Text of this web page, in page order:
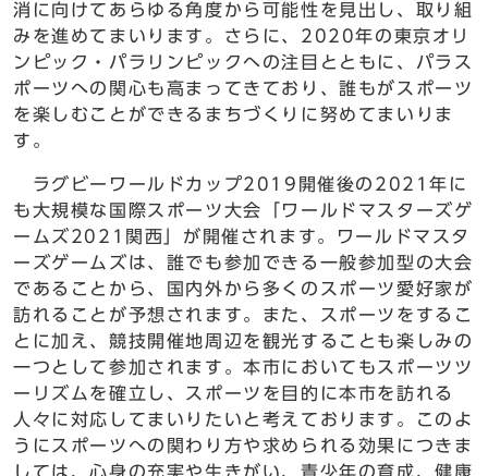
消に向けてあらゆる角度から可能性を見出し、取り組
みを進めてまいります。さらに、2020年の東京オリ
ンピック・パラリンピックへの注目とともに、パラス
ポーツへの関心も高まってきており、誰もがスポーツ
を楽しむことができるまちづくりに努めてまいりま
す。
ラグビーワールドカップ2019開催後の2021年に
も大規模な国際スポーツ大会「ワールドマスターズゲ
ームズ2021関西」が開催されます。ワールドマスタ
ーズゲームズは、誰でも参加できる一般参加型の大会
であることから、国内外から多くのスポーツ愛好家が
訪れることが予想されます。また、スポーツをするこ
とに加え、競技開催地周辺を観光することも楽しみの
一つとして参加されます。本市においてもスポーツツ
ーリズムを確立し、スポーツを目的に本市を訪れる
人々に対応してまいりたいと考えております。このよ
うにスポーツへの関わり方や求められる効果につきま
しては、心身の充実や生きがい、青少年の育成、健康